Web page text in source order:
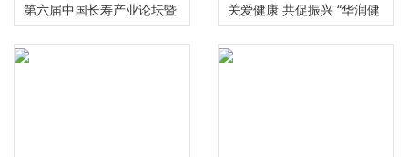
第六届中国长寿产业论坛暨
慢性病食药研究中心启动仪
关爱健康 共促振兴 “华润健
康乡村”公益项目三周年总